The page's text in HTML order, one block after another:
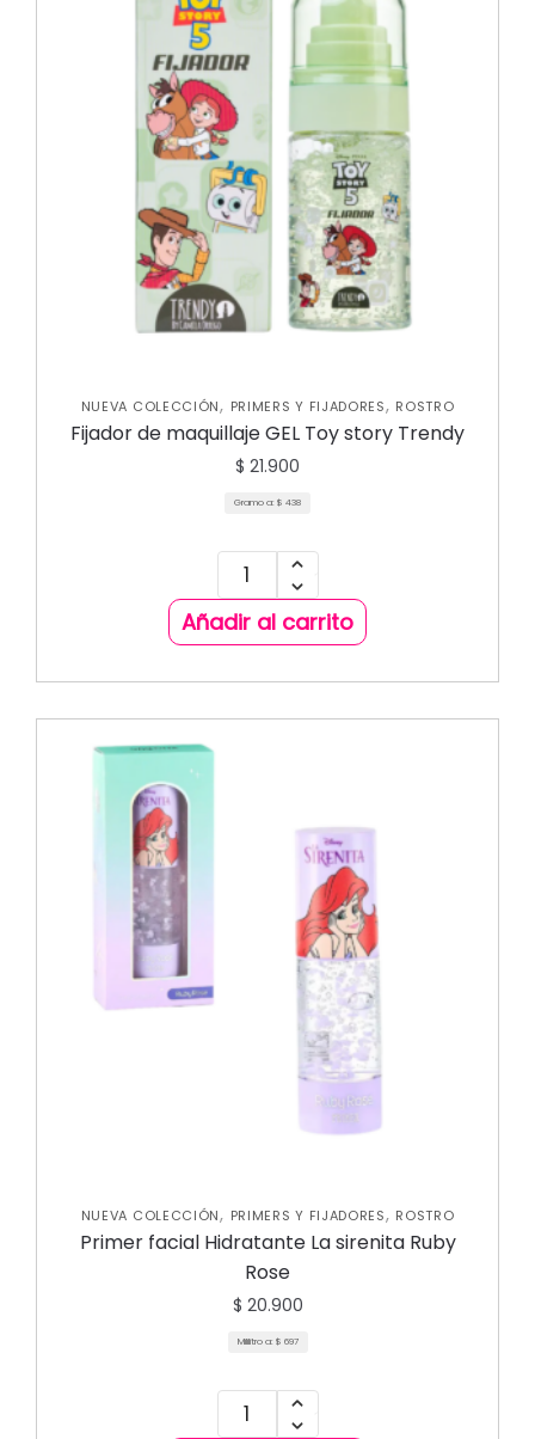
NUEVA COLECCIÓN, PRIMERS Y FIJADORES, ROSTRO
Fijador de maquillaje GEL Toy story Trendy
$ 21.900
Gramo a: $ 438
Añadir al carrito
NUEVA COLECCIÓN, PRIMERS Y FIJADORES, ROSTRO
Primer facial Hidratante La sirenita Ruby
Rose
$ 20.900
Mililitro a: $ 697